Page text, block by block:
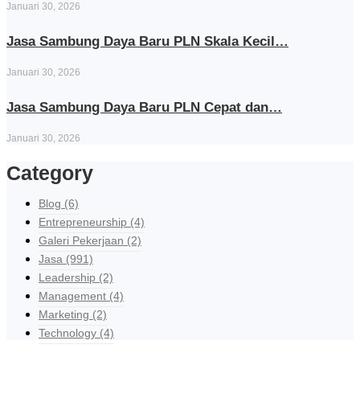
Januari 30, 2026
Jasa Sambung Daya Baru PLN Skala Kecil…
Januari 30, 2026
Jasa Sambung Daya Baru PLN Cepat dan…
Januari 30, 2026
Category
Blog (6)
Entrepreneurship (4)
Galeri Pekerjaan (2)
Jasa (991)
Leadership (2)
Management (4)
Marketing (2)
Technology (4)